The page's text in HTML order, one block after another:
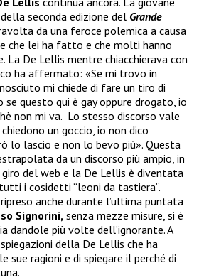
seconda edizione del Grande
da una feroce polemica a causa
che lei ha fatto e che molti hanno
De Lellis mentre chiacchierava con
ha affermato: «Se mi trovo in
mi chiede di fare un tiro di
questo qui è gay oppure drogato, io
non mi va. Lo stesso discorso vale
un goccio, io non dico
lo lascio e non lo bevo più». Questa
da un discorso più ampio, in
del web e la De Lellis è diventata
i cosidetti “leoni da tastiera”.
anche durante l’ultima puntata
Signorini, senza mezze misure, si è
dandole più volte dell’ignorante. A
della De Lellis che ha
sue ragioni e di spiegare il perché di